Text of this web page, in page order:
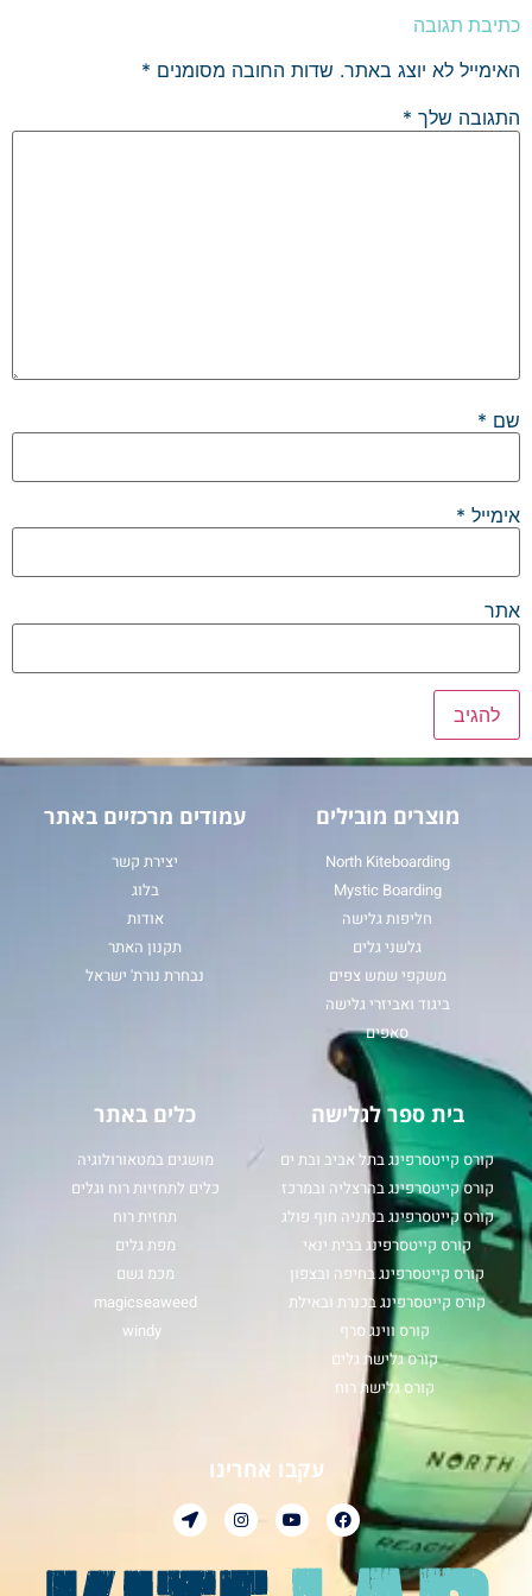
כתיבת תגובה
האימייל לא יוצג באתר. שדות החובה מסומנים *
התגובה שלך *
שם *
אימייל *
אתר
מוצרים מובילים
North Kiteboarding
Mystic Boarding
חליפות גלישה
גלשני גלים
משקפי שמש צפים
ביגוד ואביזרי גלישה
סאפים
עמודים מרכזיים באתר
יצירת קשר
בלוג
אודות
תקנון האתר
נבחרת נורת' ישראל
בית ספר לגלישה
קורס קייטסרפינג בתל אביב ובת ים
קורס קייטסרפינג בהרצליה ובמרכז
קורס קייטסרפינג בנתניה חוף פולג
קורס קייטסרפינג בבית ינאי
קורס קייטסרפינג בחיפה ובצפון
קורס קייטסרפינג בכנרת ובאילת
קורס ווינג סרף
קורס גלישת גלים
קורס גלישת רוח
כלים באתר
מושגים במטאורולוגיה
כלים לתחזיות רוח וגלים
תחזית רוח
מפת גלים
מכמ גשם
magicseaweed
windy
עקבו אחרינו